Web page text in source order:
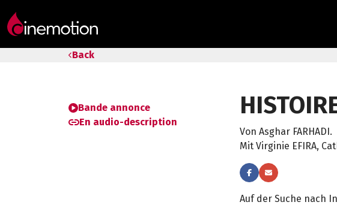
Back
Bande annonce
En audio-description
Von Asghar FARHADI.
Mit Virginie EFIRA,
Auf der Suche nach
Geschenk-Gutschein